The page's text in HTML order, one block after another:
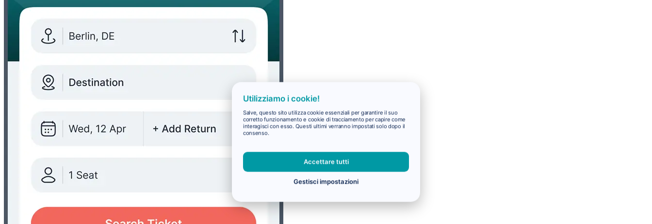
Utilizziamo i cookie!
Salve, questo sito utilizza cookie essenziali per garantire il suo
corretto funzionamento e cookie di tracciamento per capire come
interagisci con esso. Questi ultimi verranno impostati solo dopo il
consenso.
Accettare tutti
Gestisci impostazioni